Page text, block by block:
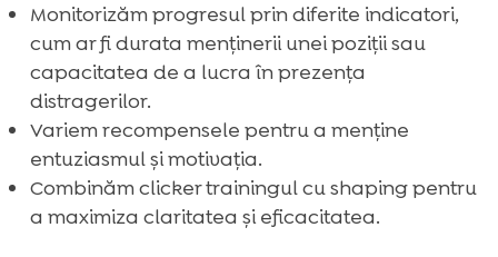
Monitorizăm progresul prin diferite indicatori,
cum ar fi durata menținerii unei poziții sau
capacitatea de a lucra în prezența
distragerilor.
Variem recompensele pentru a menține
entuziasmul și motivația.
Combinăm clicker trainingul cu shaping pentru
a maximiza claritatea și eficacitatea.